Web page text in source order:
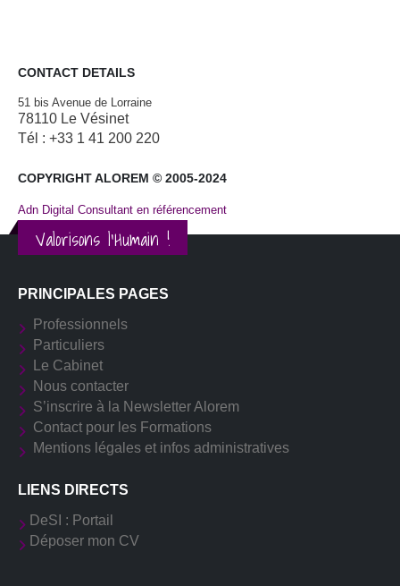
CONTACT DETAILS
51 bis Avenue de Lorraine
78110 Le Vésinet
Tél : +33 1 41 200 220
COPYRIGHT ALOREM © 2005-2024
Adn Digital Consultant en référencement
Valorisons l'Humain !
PRINCIPALES PAGES
Professionnels
Particuliers
Le Cabinet
Nous contacter
S’inscrire à la Newsletter Alorem
Contact pour les Formations
Mentions légales et infos administratives
LIENS DIRECTS
DeSI : Portail
Déposer mon CV